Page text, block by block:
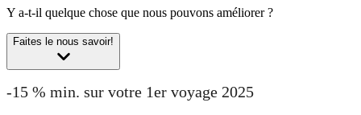
Y a-t-il quelque chose que nous pouvons améliorer ?
Faites le nous savoir!
-15 % min. sur votre 1er voyage 2025